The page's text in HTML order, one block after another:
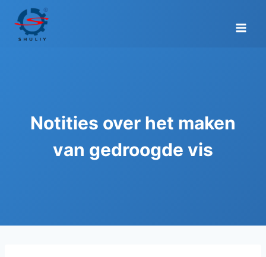
Doorgaan
naar
inhoud
Notities over het maken
van gedroogde vis